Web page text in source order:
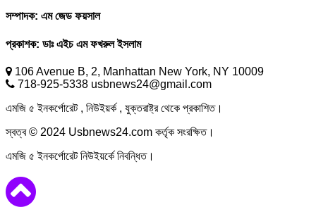
সম্পাদক: এম জেড ফয়সাল
প্রকাশক: ডাঃ এইচ এম ফখরুল ইসলাম
106 Avenue B, 2, Manhattan New York, NY 10009
718-925-5338 usbnews24@gmail.com
এমজি ৫ ইনকর্পোরেট , নিউইয়র্ক , যুক্তরাষ্ট্র থেকে প্রকাশিত।
স্বত্ব © 2024 Usbnews24.com কর্তৃক সংরক্ষিত।
এমজি ৫ ইনকর্পোরেট নিউইয়র্কে নিবন্ধিত।